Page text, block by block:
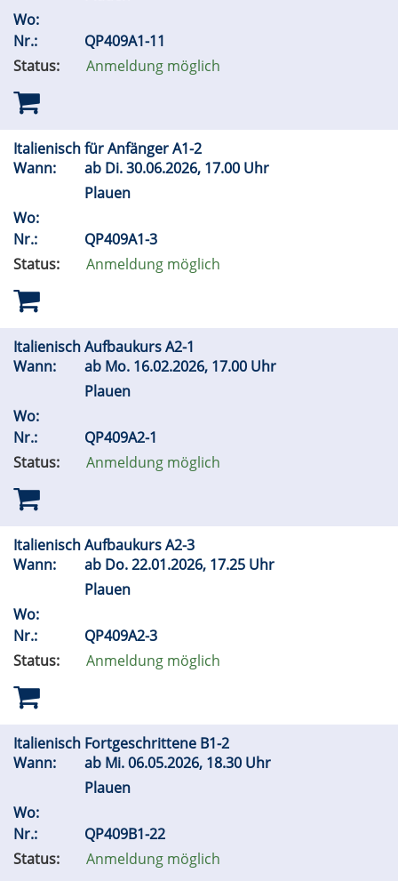
Wo:
Nr.:
QP409A1-11
Status:
Anmeldung möglich
Italienisch für Anfänger A1-2
Wann:
ab Di.30.06.2026, 17.00 Uhr
Plauen
Wo:
Nr.:
QP409A1-3
Status:
Anmeldung möglich
Italienisch Aufbaukurs A2-1
Wann:
ab Mo. 16.02.2026, 17.00 Uhr
Plauen
Wo:
Nr.:
QP409A2-1
Status:
Anmeldung möglich
Italienisch Aufbaukurs A2-3
Wann:
ab Do.22.01.2026, 17.25 Uhr
Plauen
Wo:
Nr.:
QP409A2-3
Status:
Anmeldung möglich
Italienisch Fortgeschrittene B1-2
Wann:
ab Mi.06.05.2026, 18.30 Uhr
Plauen
Wo:
Nr.:
QP409B1-22
Status:
Anmeldung möglich